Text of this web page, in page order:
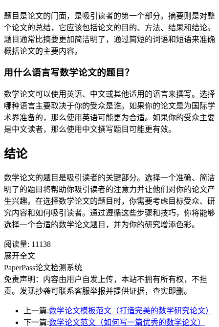
题目是论文的门面，是吸引读者的第一个部分。摘要则是对整
个论文的总结，它应该包括论文的目的、方法、结果和结论。
题目通常比摘要更加简洁明了，通过简短的词语和短语来准确
概括论文的主要内容。
用什么语言写数学论文的题目？
数学论文可以使用英语、中文或其他适用的语言来撰写。选择
哪种语言主要取决于你的受众是谁。如果你的论文是为国际学
术界准备的，那么使用英语可能更为合适。如果你的受众主要
是中文读者，那么使用中文撰写题目可能更有效。
结论
数学论文的题目是吸引读者的关键部分。选择一个准确、简洁
明了的题目将帮助你吸引读者的注意力并让他们对你的论文产
生兴趣。在选择数学论文的题目时，你需要考虑目标受众、研
究内容和如何吸引读者。通过遵循这些步骤和技巧，你将能够
选择一个合适的数学论文题目，并为你的研究增添色彩。
阅读量: 11138
展开全文
PaperPass论文检测系统
免责声明：内容由用户自发上传，本站不拥有所有权，不担
责。发现抄袭可联系客服举报并提供证据，查实即删。
上一篇:数学论文模板范文（打造完美的数学研究论文）
下一篇:数学论文范文（如何写一篇优秀的数学论文）